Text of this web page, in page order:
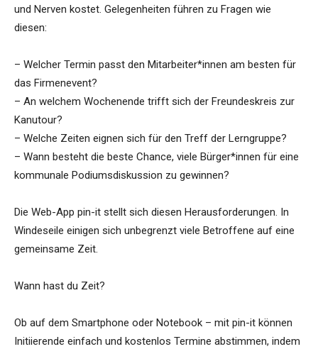
und Nerven kostet. Gelegenheiten führen zu Fragen wie
diesen:
– Welcher Termin passt den Mitarbeiter*innen am besten für
das Firmenevent?
– An welchem Wochenende trifft sich der Freundeskreis zur
Kanutour?
– Welche Zeiten eignen sich für den Treff der Lerngruppe?
– Wann besteht die beste Chance, viele Bürger*innen für eine
kommunale Podiumsdiskussion zu gewinnen?
Die Web-App pin-it stellt sich diesen Herausforderungen. In
Windeseile einigen sich unbegrenzt viele Betroffene auf eine
gemeinsame Zeit.
Wann hast du Zeit?
Ob auf dem Smartphone oder Notebook – mit pin-it können
Initiierende einfach und kostenlos Termine abstimmen, indem